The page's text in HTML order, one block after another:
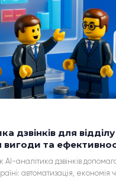
дзвінків для
та
AI-аналітика дзвінків
автоматизація, економія